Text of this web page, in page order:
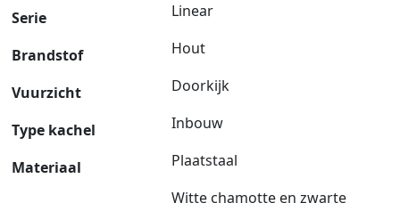
Serie Linear
Brandstof Hout
Vuurzicht Doorkijk
Type kachel Inbouw
Materiaal
Plaatstaal
Witte chamotte en zwarte